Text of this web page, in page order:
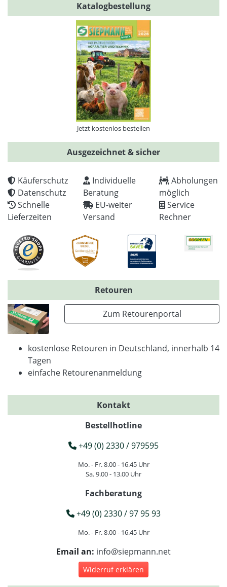
Katalogbestellung
Jetzt kostenlos bestellen
Ausgezeichnet & sicher
Käuferschutz
Datenschutz
Schnelle
Lieferzeiten
Individuelle
Beratung
EU-weiter
Versand
Abholungen
möglich
Service
Rechner
Retouren
Zum Retourenportal
kostenlose Retouren in Deutschland, innerhalb 14
Tagen
einfache Retourenanmeldung
Kontakt
Bestellhotline
+49 (0) 2330 / 979595
Mo. - Fr. 8.00 - 16.45 Uhr
Sa. 9.00 - 13.00 Uhr
Fachberatung
+49 (0) 2330 / 97 95 93
Mo. - Fr. 8.00 - 16.45 Uhr
Email an: info@siepmann.net
Widerruf erklären